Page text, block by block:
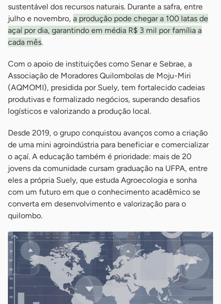
sustentável dos recursos naturais. Durante a safra, entre
julho e novembro, a produção pode chegar a 100 latas de
açaí por dia, garantindo em média R$ 3 mil por família a
cada mês.
Com o apoio de instituições como Senar e Sebrae, a
Associação de Moradores Quilombolas de Moju-Miri
(AQMOMI), presidida por Suely, tem fortalecido cadeias
produtivas e formalizado negócios, superando desafios
logísticos e valorizando a produção local.
Desde 2019, o grupo conquistou avanços como a criação
de uma mini agroindústria para beneficiar e comercializar
o açaí. A educação também é prioridade: mais de 20
jovens da comunidade cursam graduação na UFPA, entre
eles a própria Suely, que estuda Agroecologia e sonha
com um futuro em que o conhecimento acadêmico se
converta em desenvolvimento e valorização para o
quilombo.